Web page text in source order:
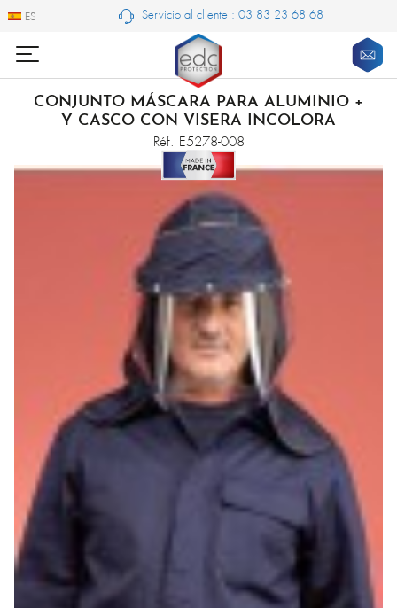
ES
ES Servicio al cliente : 03 83 23 68 68
CONJUNTO MÁSCARA PARA ALUMINIO +
Y CASCO CON VISERA INCOLORA
Réf. E5278-008